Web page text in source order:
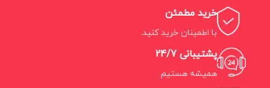
خرید مطمئن
با اطمینان خرید کنید.
پشتیبانی 24/7
همیشه هستیم.